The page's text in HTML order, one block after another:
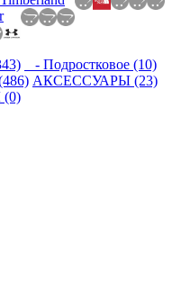
- Подростковое (10)
АКСЕССУАРЫ (23)